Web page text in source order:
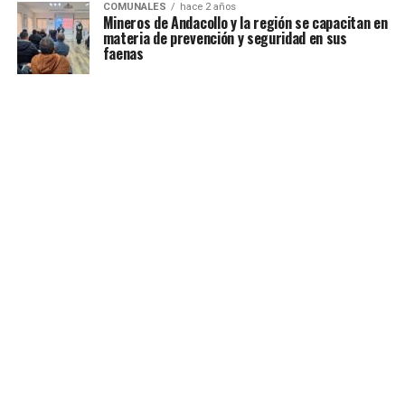
COMUNALES hace 2 años
Mineros de Andacollo y la región se capacitan en
materia de prevención y seguridad en sus
faenas